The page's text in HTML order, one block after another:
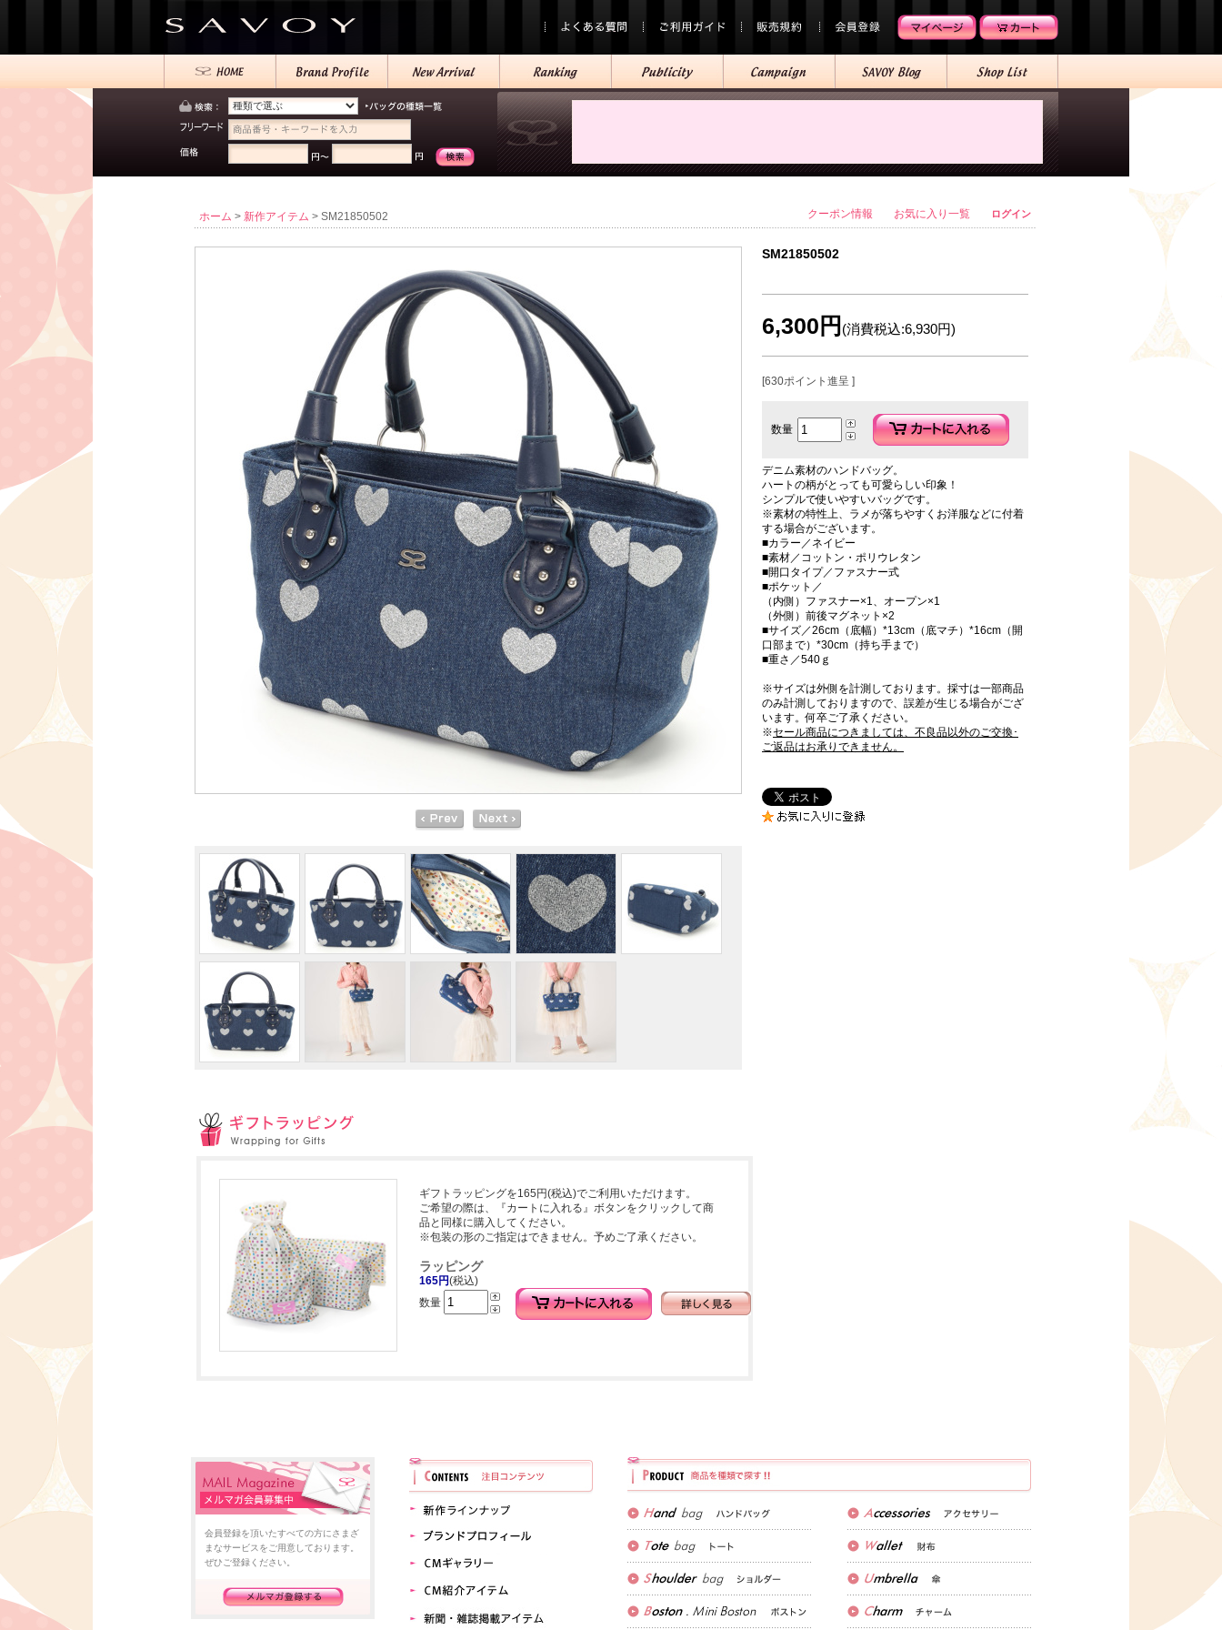
クーポン情報 お気に入り一覧 ログイン
ホーム > 新作アイテム > SM21850502
SM21850502
デニム素材のハンドバッグ。
ハートの柄がとっても可愛らしい印象！
シンプルで使いやすいバッグです。
※素材の特性上、ラメが落ちやすくお洋服などに付着
する場合がございます。
■カラー／ネイビー
■素材／コットン・ポリウレタン
■開口タイプ／ファスナー式
■ポケット／
（内側）ファスナー×1、オープン×1
（外側）前後マグネット×2
■サイズ／26cm（底幅）*13cm（底マチ）*16cm（開
口部まで）*30cm（持ち手まで）
■重さ／540ｇ
※サイズは外側を計測しております。採寸は一部商品
のみ計測しておりますので、誤差が生じる場合がござ
います。何卒ご了承ください。
※セール商品につきましては、不良品以外のご交換･
ご返品はお承りできません。
6,300円 (消費税込:6,930円)
[630ポイント進呈 ]
数量
ギフトラッピングを165円(税込)でご利用いただけます。
ご希望の際は、『カートに入れる』ボタンをクリックして商
品と同様に購入してください。
※包装の形のご指定はできません。予めご了承ください。
ラッピング
165円(税込)
数量
会員登録を頂いたすべての方にさまざ
まなサービスをご用意しております。
ぜひご登録ください。